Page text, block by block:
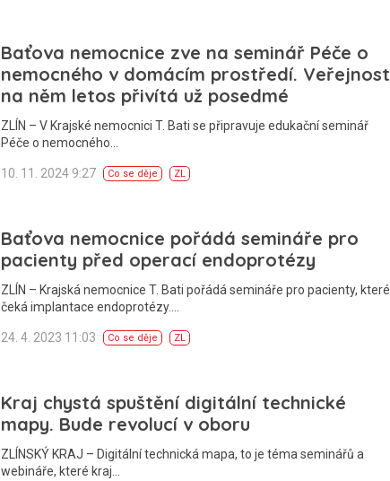
Baťova nemocnice zve na seminář Péče o
nemocného v domácím prostředí. Veřejnost
na něm letos přivítá už posedmé
ZLÍN – V Krajské nemocnici T. Bati se připravuje edukační seminář
Péče o nemocného…
10. 11. 2024 9:27 Co se děje ZL
Baťova nemocnice pořádá semináře pro
pacienty před operací endoprotézy
ZLÍN – Krajská nemocnice T. Bati pořádá semináře pro pacienty, které
čeká implantace endoprotézy.…
24. 4. 2023 11:03 Co se děje ZL
Kraj chystá spuštění digitální technické
mapy. Bude revolucí v oboru
ZLÍNSKÝ KRAJ – Digitální technická mapa, to je téma seminářů a
webináře, které kraj…